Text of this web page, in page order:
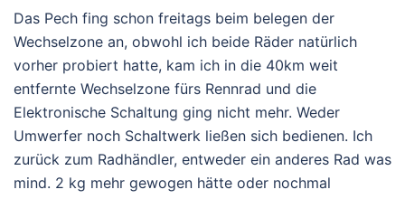
Das Pech fing schon freitags beim belegen der
Wechselzone an, obwohl ich beide Räder natürlich
vorher probiert hatte, kam ich in die 40km weit
entfernte Wechselzone fürs Rennrad und die
Elektronische Schaltung ging nicht mehr. Weder
Umwerfer noch Schaltwerk ließen sich bedienen. Ich
zurück zum Radhändler, entweder ein anderes Rad was
mind. 2 kg mehr gewogen hätte oder nochmal